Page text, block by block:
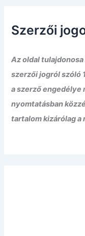
Szerzői
Az oldal
szerzői jogról szóló
a szerző engedélye
nyomtatásban
tartalom kizárólag